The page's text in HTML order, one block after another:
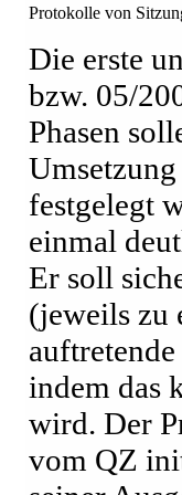
Protokolle von
Die erste
bzw. 05/
Phasen
festgelegt
einmal
Er soll
(jeweils zu
indem das
wird. Der
vom QZ